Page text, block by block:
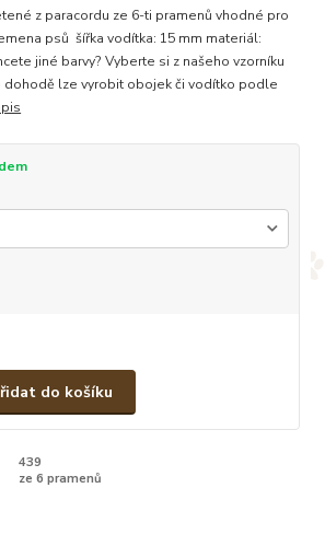
z paracordu ze 6-ti pramenů vhodné pro
psů šířka vodítka: 15 mm materiál:
jiné barvy? Vyberte si z našeho vzorníku
dohodě lze vyrobit obojek či vodítko podle
do košíku
439
ze 6 pramenů